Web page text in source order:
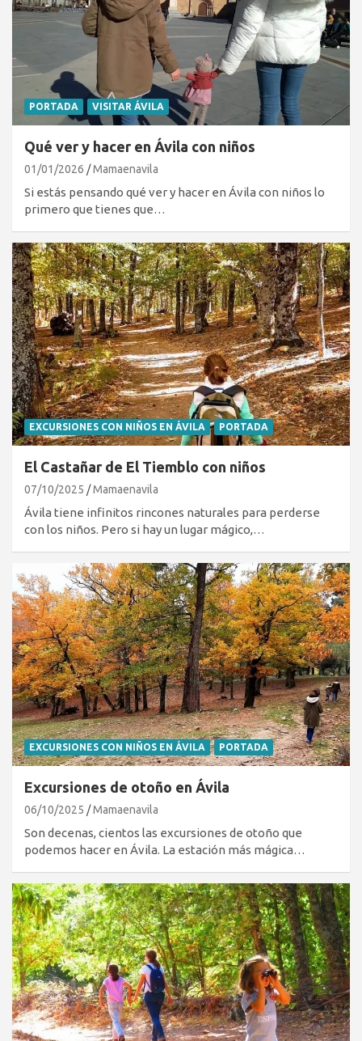
PORTADA VISITAR ÁVILA
Qué ver y hacer en Ávila con niños
01/01/2026 Mamaenavila
Si estás pensando qué ver y hacer en Ávila con niños lo
primero que tienes que…
EXCURSIONES CON NIÑOS EN ÁVILA PORTADA
El Castañar de El Tiemblo con niños
07/10/2025 Mamaenavila
Ávila tiene infinitos rincones naturales para perderse
con los niños. Pero si hay un lugar mágico,…
EXCURSIONES CON NIÑOS EN ÁVILA PORTADA
Excursiones de otoño en Ávila
06/10/2025 Mamaenavila
Son decenas, cientos las excursiones de otoño que
podemos hacer en Ávila. La estación más mágica…